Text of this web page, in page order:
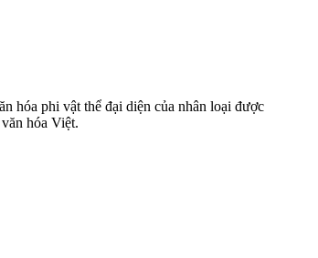
hóa phi vật thể đại diện của nhân loại được
hóa Việt.